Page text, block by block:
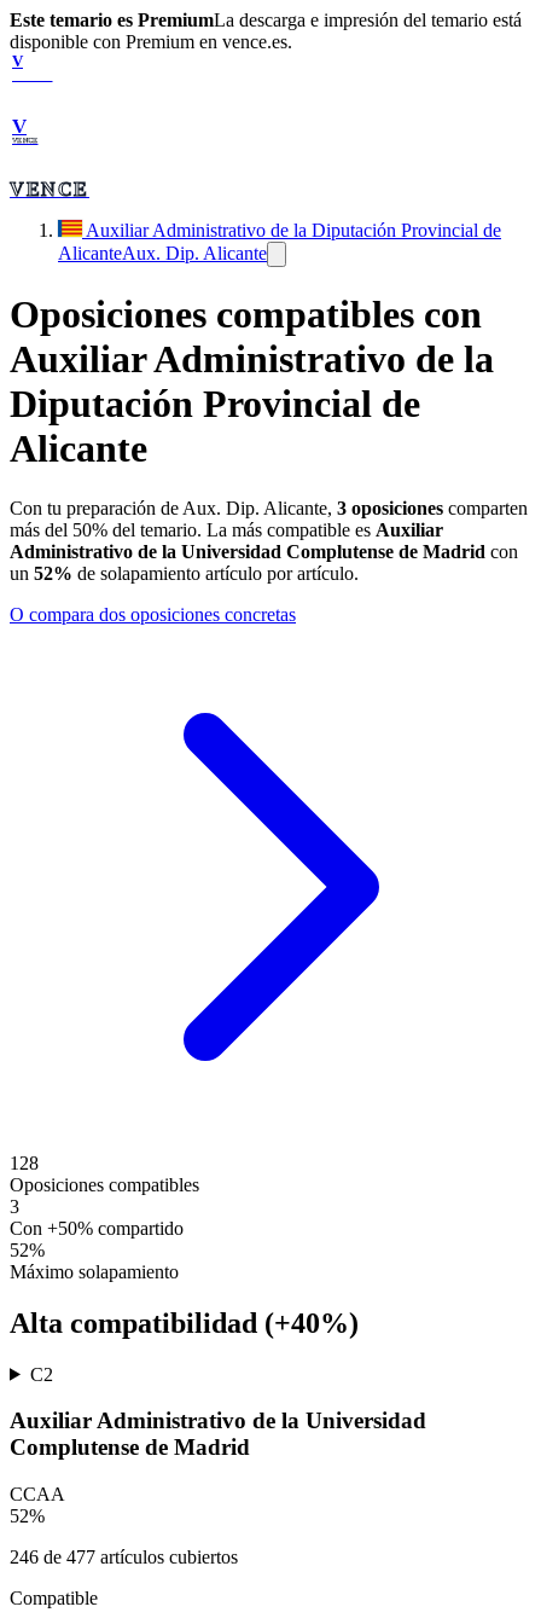
Este temario es PremiumLa descarga e impresión del temario está
disponible con Premium en vence.es.
V
V
VENCE
VENCE
Auxiliar Administrativo de la Diputación Provincial de
AlicanteAux. Dip. Alicante
Oposiciones compatibles con
Auxiliar Administrativo de la
Diputación Provincial de
Alicante
Con tu preparación de Aux. Dip. Alicante, 3 oposiciones comparten
más del 50% del temario. La más compatible es Auxiliar
Administrativo de la Universidad Complutense de Madrid con
un 52% de solapamiento artículo por artículo.
O compara dos oposiciones concretas
128
Oposiciones compatibles
3
Con +50% compartido
52%
Máximo solapamiento
Alta compatibilidad (+40%)
C2
Auxiliar Administrativo de la Universidad
Complutense de Madrid
CCAA
52%
246 de 477 artículos cubiertos
Compatible